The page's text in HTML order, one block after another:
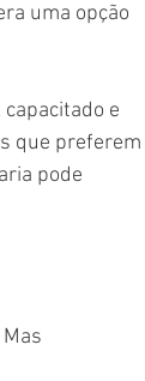
uma opção
e
que preferem
pode